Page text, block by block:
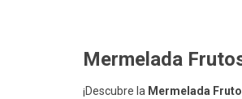
Mermelada
¡Descubre la Mermelada